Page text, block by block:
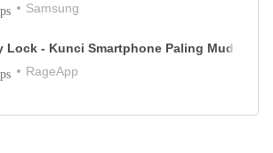
Samsung
Lock - Kunci Smartphone Paling Mudah
RageApp